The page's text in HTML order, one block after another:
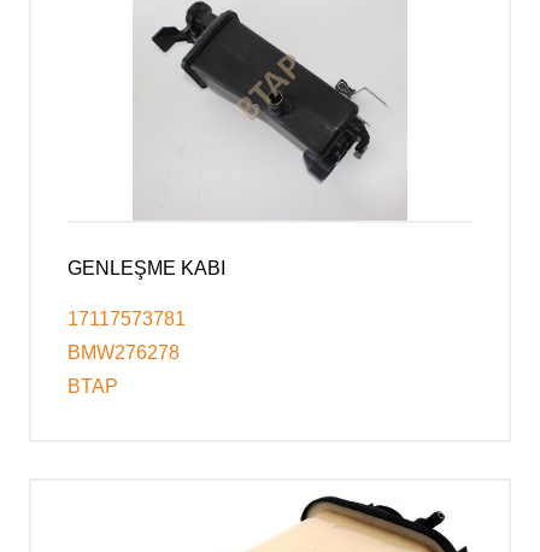
GENLEŞME KABI
17117573781
BMW276278
BTAP